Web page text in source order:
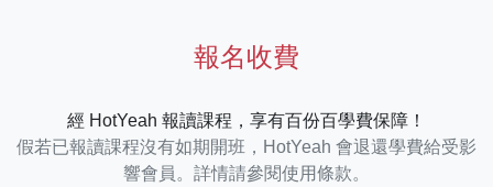
報名收費
經 HotYeah 報讀課程，享有百份百學費保障！
假若已報讀課程沒有如期開班，HotYeah 會退還學費給受影
響會員。詳情請參閱使用條款。